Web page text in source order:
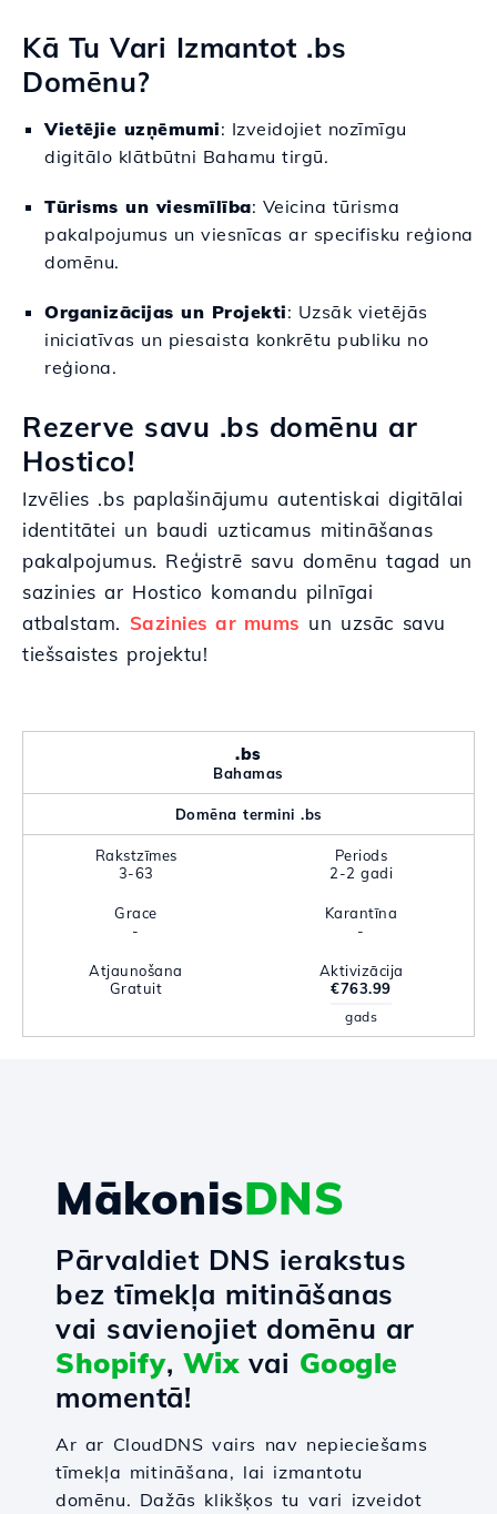
Kā Tu Vari Izmantot .bs
Domēnu?
Vietējie uzņēmumi: Izveidojiet nozīmīgu
digitālo klātbūtni Bahamu tirgū.
Tūrisms un viesmīlība: Veicina tūrisma
pakalpojumus un viesnīcas ar specifisku reģiona
domēnu.
Organizācijas un Projekti: Uzsāk vietējās
iniciatīvas un piesaista konkrētu publiku no
reģiona.
Rezerve savu .bs domēnu ar
Hostico!
Izvēlies .bs paplašinājumu autentiskai digitālai
identitātei un baudi uzticamus mitināšanas
pakalpojumus. Reģistrē savu domēnu tagad un
sazinies ar Hostico komandu pilnīgai
atbalstam. Sazinies ar mums un uzsāc savu
tiešsaistes projektu!
.bs
Bahamas
Domēna termini .bs
Rakstzīmes
3-63
Periods
2-2 gadi
Grace
-
Karantīna
-
Atjaunošana
Gratuit
Aktivizācija
€763.99
gads
MākonisDNS
Pārvaldiet DNS ierakstus
bez tīmekļa mitināšanas
vai savienojiet domēnu ar
Shopify, Wixvai Google
momentā!
Ar ar CloudDNS vairs nav nepieciešams
tīmekļa mitināšana, lai izmantotu
domēnu. Dažās klikšķos tu vari izveidot